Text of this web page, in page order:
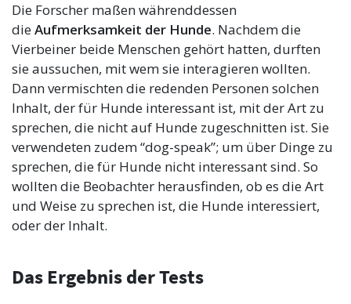
Die Forscher maßen währenddessen
dieAufmerksamkeit der Hunde. Nachdem die
Vierbeiner beide Menschen gehört hatten, durften
sie aussuchen, mit wem sie interagieren wollten.
Dann vermischten die redenden Personen solchen
Inhalt, der für Hunde interessant ist, mit der Art zu
sprechen, die nicht auf Hunde zugeschnitten ist. Sie
verwendeten zudem “dog-speak”; um über Dinge zu
sprechen, die für Hunde nicht interessant sind. So
wollten die Beobachter herausfinden, ob es die Art
und Weise zu sprechen ist, die Hunde interessiert,
oder der Inhalt.
Das Ergebnis der Tests